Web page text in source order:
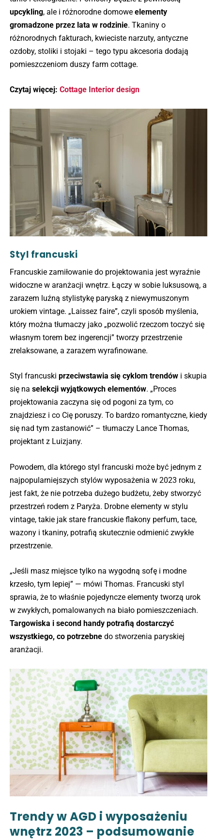
upcykling, ale i różnorodne domowe elementy
gromadzone przez lata w rodzinie. Tkaniny o
różnorodnych fakturach, kwieciste narzuty, antyczne
ozdoby, stoliki i stojaki – tego typu akcesoria dodają
pomieszczeniom duszy farm cottage.
Czytaj więcej: Cottage Interior design
Styl francuski
Francuskie zamiłowanie do projektowania jest wyraźnie
widoczne w aranżacji wnętrz. Łączy w sobie luksusową, a
zarazem luźną stylistykę paryską z niewymuszonym
urokiem vintage. „Laissez faire”, czyli sposób myślenia,
który można tłumaczy jako „pozwolić rzeczom toczyć się
własnym torem bez ingerencji” tworzy przestrzenie
zrelaksowane, a zarazem wyrafinowane.
Styl francuski przeciwstawia się cyklom trendów i skupia
się na selekcji wyjątkowych elementów. „Proces
projektowania zaczyna się od pogoni za tym, co
znajdziesz i co Cię poruszy. To bardzo romantyczne, kiedy
się nad tym zastanowić” – tłumaczy Lance Thomas,
projektant z Luizjany.
Powodem, dla którego styl francuski może być jednym z
najpopularniejszych stylów wyposażenia w 2023 roku,
jest fakt, że nie potrzeba dużego budżetu, żeby stworzyć
przestrzeń rodem z Paryża. Drobne elementy w stylu
vintage, takie jak stare francuskie flakony perfum, tace,
wazony i tkaniny, potrafią skutecznie odmienić zwykłe
przestrzenie.
„Jeśli masz miejsce tylko na wygodną sofę i modne
krzesło, tym lepiej” — mówi Thomas. Francuski styl
sprawia, że to właśnie pojedyncze elementy tworzą urok
w zwykłych, pomalowanych na biało pomieszczeniach.
Targowiska i second handy potrafią dostarczyć
wszystkiego, co potrzebne do stworzenia paryskiej
aranżacji.
Trendy w AGD i wyposażeniu
wnętrz 2023 – podsumowanie